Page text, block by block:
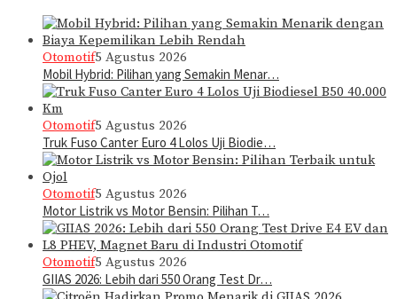
Otomotif5 Agustus 2026
Mobil Hybrid: Pilihan yang Semakin Menar…
Otomotif5 Agustus 2026
Truk Fuso Canter Euro 4 Lolos Uji Biodie…
Otomotif5 Agustus 2026
Motor Listrik vs Motor Bensin: Pilihan T…
Otomotif5 Agustus 2026
GIIAS 2026: Lebih dari 550 Orang Test Dr…